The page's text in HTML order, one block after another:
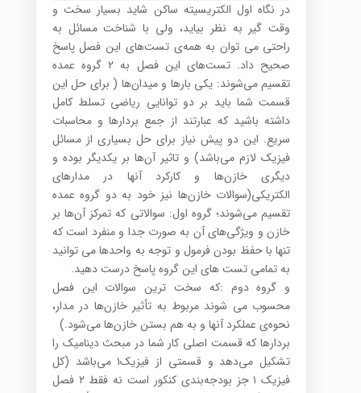
در نگاه اول الکتریسیته ساکن شاید بسیار سخت و
وقت گیر به نظر بیاید، ولی با شناخت مسائل به
راحتی می توان به همه‌ی تست‌های این فصل پاسخ
صحیح داد. تست‌های این فصل به ۲ گروه عمده
تقسیم می‌شوند: یکی بارها و میدان‌ها ( برای حل این
قسمت شما باید بر دو توانایی ریاضی تسلط کامل
داشته باشید که عبارتند از جمع بردارها و محاسبات
سریع. این دو پیش نیاز برای حل بسیاری از مسائل
فیزیک لازم می‌باشد) و تاثیر آن‌ها بر یکدیگر بوده و
دیگری خازن‌ها و کارکرد آنها در مدارهای
الکتریکی(سوالات خازن‌ها نیز خود به دو گروه عمده
تقسیم می‌شوند؛ گروه اول: سوالاتی که تمرکز آن‌ها بر
خازن و ویژگی‌های آن به صورت جدا و منفرد است که
تنها با حفظ بودن فرمول و توجه به واحد‌ها می توانید
به تمامی تست های این گروه پاسخ درست دهید.
و گروه دوم :که سخت ترین سوالات این فصل
محسوب می شوند مربوط به تأثیر خازن‌ها در مدار،
نحوه‌ی عملکرد آنها و به هم بستن خازن‌ها می‌شود.)
بردارها که قسمت اصلی کار شما در مبحث دینامیک را
تشکیل می‌دهد و قسمتی از فیزیک۱ می‌باشد (کل
فیزیک ۱ جز بودجه‌بندی کنکور است نه فقط ۲ فصل